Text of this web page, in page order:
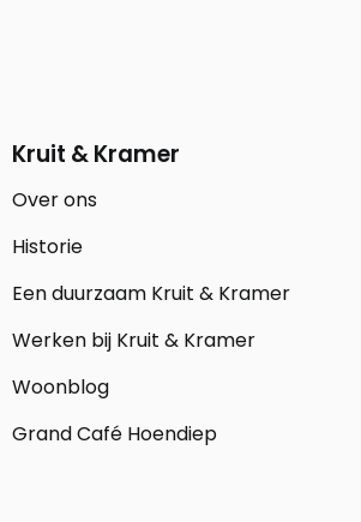
Kruit & Kramer
Over ons
Historie
Een duurzaam Kruit & Kramer
Werken bij Kruit & Kramer
Woonblog
Grand Café Hoendiep